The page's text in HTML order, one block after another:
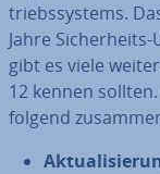
triebs­sys­tems.
Jahre
gibt es viele
12 kennen
folgend